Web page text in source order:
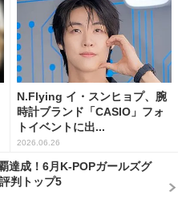
N.Flying イ・スンヒョプ、腕
時計ブランド「CASIO」フォ
トイベントに出...
2026.06.26
達成！6月K-POPガールズグ
判トップ5